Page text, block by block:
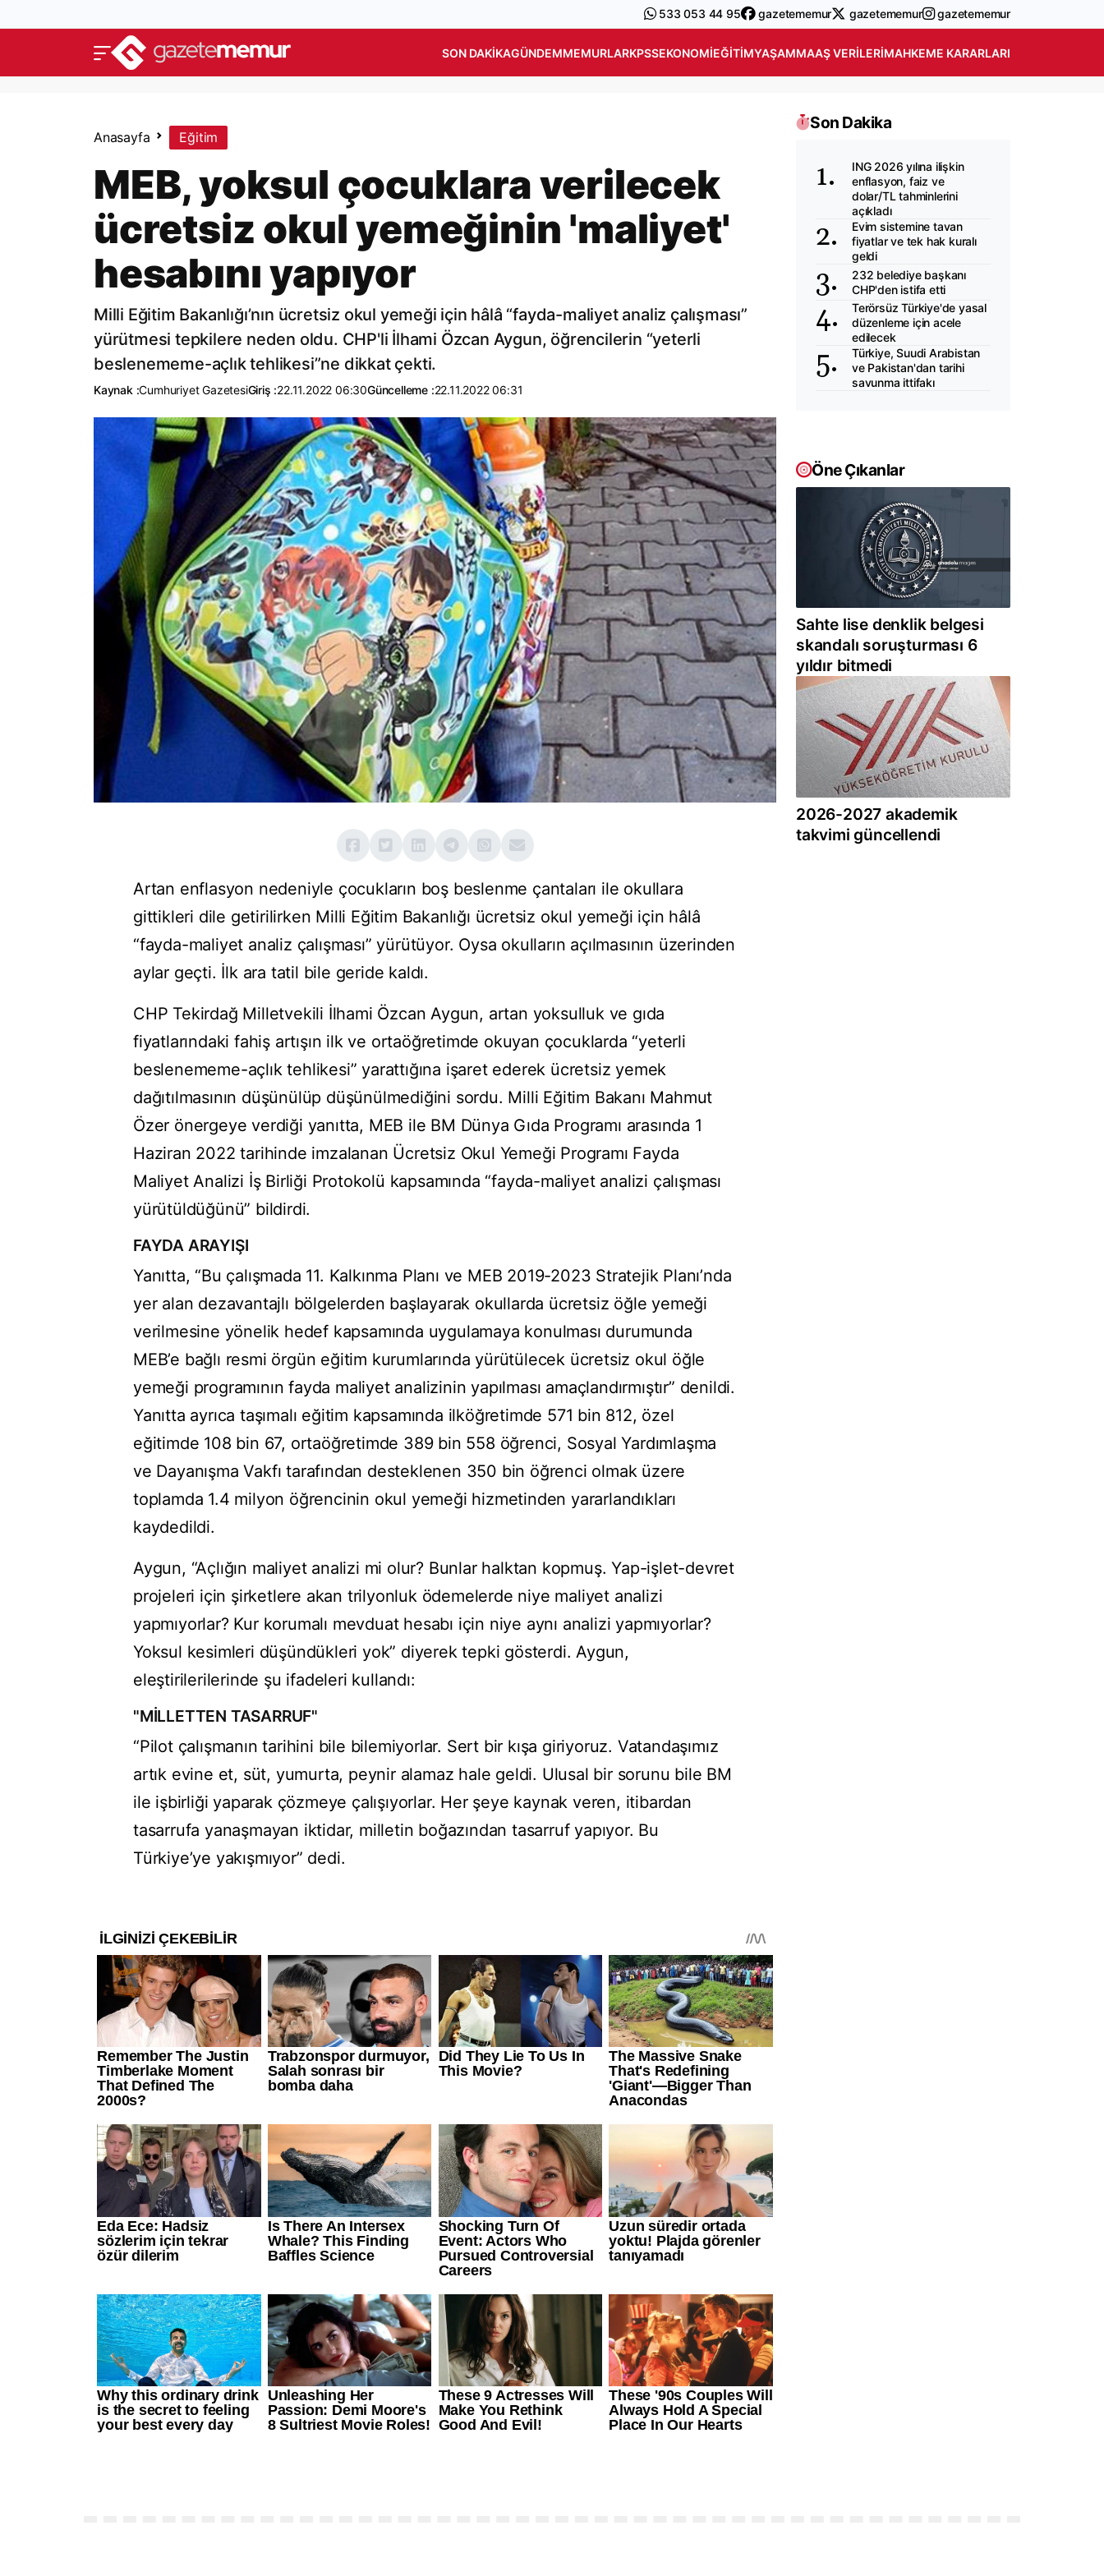
533 053 44 95 gazetememur gazetememur gazetememur
SON DAKIKAGÜNDEMMEMURLARKPSSEKONOMIEĞITIMYAŞAMMAAŞ VERILERIMAHKEME KARARLARI
Anasayfa Eğitim
MEB, yoksul çocuklara verilecek
ücretsiz okul yemeğinin 'maliyet'
hesabını yapıyor
Milli Eğitim Bakanlığı’nın ücretsiz okul yemeği için hâlâ “fayda-maliyet analiz çalışması”
yürütmesi tepkilere neden oldu. CHP'li İlhami Özcan Aygun, öğrencilerin “yeterli
beslenememe-açlık tehlikesi”ne dikkat çekti.
Kaynak :Cumhuriyet GazetesiGiriş :22.11.2022 06:30Güncelleme :22.11.2022 06:31
Artan enflasyon nedeniyle çocukların boş beslenme çantaları ile okullara
gittikleri dile getirilirken Milli Eğitim Bakanlığı ücretsiz okul yemeği için hâlâ
“fayda-maliyet analiz çalışması” yürütüyor. Oysa okulların açılmasının üzerinden
aylar geçti. İlk ara tatil bile geride kaldı.
CHP Tekirdağ Milletvekili İlhami Özcan Aygun, artan yoksulluk ve gıda
fiyatlarındaki fahiş artışın ilk ve ortaöğretimde okuyan çocuklarda “yeterli
beslenememe-açlık tehlikesi” yarattığına işaret ederek ücretsiz yemek
dağıtılmasının düşünülüp düşünülmediğini sordu. Milli Eğitim Bakanı Mahmut
Özer önergeye verdiği yanıtta, MEB ile BM Dünya Gıda Programı arasında 1
Haziran 2022 tarihinde imzalanan Ücretsiz Okul Yemeği Programı Fayda
Maliyet Analizi İş Birliği Protokolü kapsamında “fayda-maliyet analizi çalışması
yürütüldüğünü” bildirdi.
FAYDA ARAYIŞI
Yanıtta, “Bu çalışmada 11. Kalkınma Planı ve MEB 2019-2023 Stratejik Planı’nda
yer alan dezavantajlı bölgelerden başlayarak okullarda ücretsiz öğle yemeği
verilmesine yönelik hedef kapsamında uygulamaya konulması durumunda
MEB’e bağlı resmi örgün eğitim kurumlarında yürütülecek ücretsiz okul öğle
yemeği programının fayda maliyet analizinin yapılması amaçlandırmıştır” denildi.
Yanıtta ayrıca taşımalı eğitim kapsamında ilköğretimde 571 bin 812, özel
eğitimde 108 bin 67, ortaöğretimde 389 bin 558 öğrenci, Sosyal Yardımlaşma
ve Dayanışma Vakfı tarafından desteklenen 350 bin öğrenci olmak üzere
toplamda 1.4 milyon öğrencinin okul yemeği hizmetinden yararlandıkları
kaydedildi.
Aygun, “Açlığın maliyet analizi mi olur? Bunlar halktan kopmuş. Yap-işlet-devret
projeleri için şirketlere akan trilyonluk ödemelerde niye maliyet analizi
yapmıyorlar? Kur korumalı mevduat hesabı için niye aynı analizi yapmıyorlar?
Yoksul kesimleri düşündükleri yok” diyerek tepki gösterdi. Aygun,
eleştirilerilerinde şu ifadeleri kullandı:
"MİLLETTEN TASARRUF"
“Pilot çalışmanın tarihini bile bilemiyorlar. Sert bir kışa giriyoruz. Vatandaşımız
artık evine et, süt, yumurta, peynir alamaz hale geldi. Ulusal bir sorunu bile BM
ile işbirliği yaparak çözmeye çalışıyorlar. Her şeye kaynak veren, itibardan
tasarrufa yanaşmayan iktidar, milletin boğazından tasarruf yapıyor. Bu
Türkiye’ye yakışmıyor” dedi.
Son Dakika
ING 2026 yılına ilişkin
enflasyon, faiz ve
dolar/TL tahminlerini
açıkladı
Evim sistemine tavan
fiyatlar ve tek hak kuralı
geldi
232 belediye başkanı
CHP'den istifa etti
Terörsüz Türkiye'de yasal
düzenleme için acele
edilecek
Türkiye, Suudi Arabistan
ve Pakistan'dan tarihi
savunma ittifakı
Öne Çıkanlar
Sahte lise denklik belgesi
skandalı soruşturması 6
yıldır bitmedi
2026-2027 akademik
takvimi güncellendi